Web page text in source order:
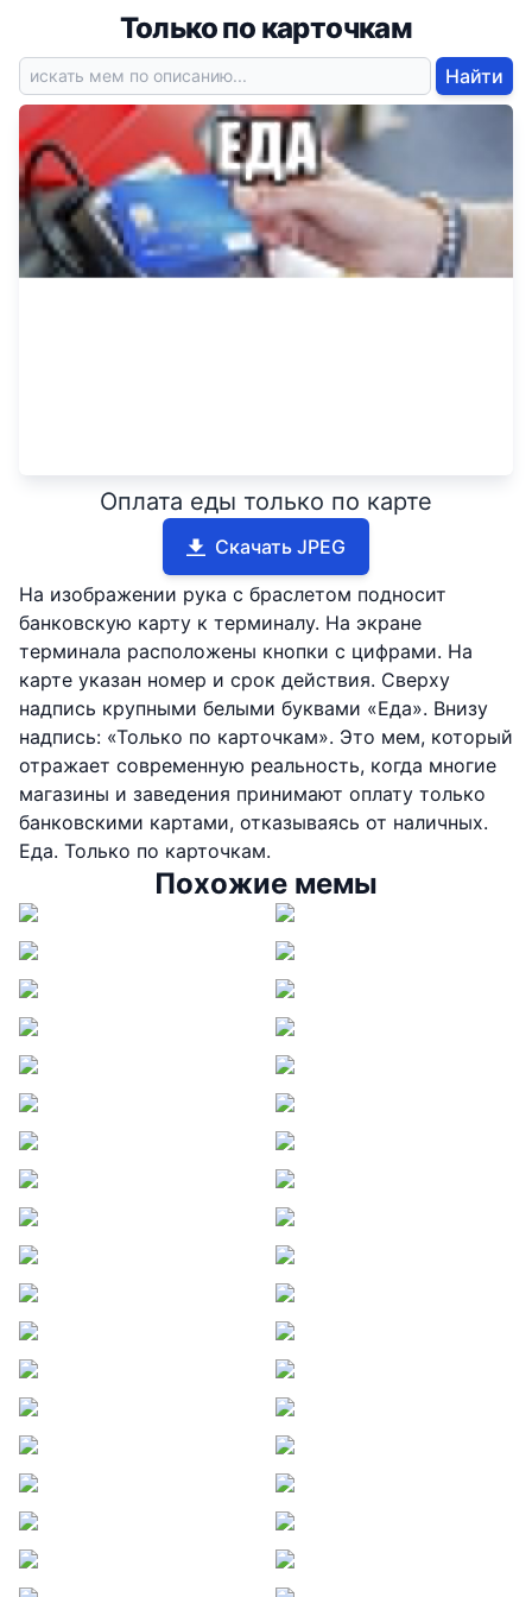
Только по карточкам
Найти
Оплата еды только по карте
Скачать JPEG
На изображении рука с браслетом подносит
банковскую карту к терминалу. На экране
терминала расположены кнопки с цифрами. На
карте указан номер и срок действия. Сверху
надпись крупными белыми буквами «Еда». Внизу
надпись: «Только по карточкам». Это мем, который
отражает современную реальность, когда многие
магазины и заведения принимают оплату только
банковскими картами, отказываясь от наличных.
Еда. Только по карточкам.
Похожие мемы